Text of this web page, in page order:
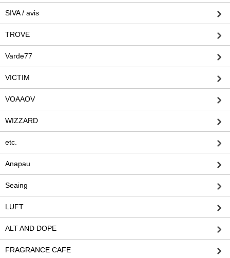
SIVA / avis
TROVE
Varde77
VICTIM
VOAAOV
WIZZARD
etc.
Anapau
Seaing
LUFT
ALT AND DOPE
FRAGRANCE CAFE